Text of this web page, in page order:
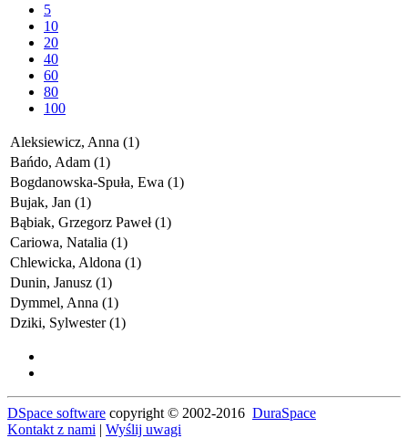
5
10
20
40
60
80
100
Aleksiewicz, Anna (1)
Bańdo, Adam (1)
Bogdanowska-Spuła, Ewa (1)
Bujak, Jan (1)
Bąbiak, Grzegorz Paweł (1)
Cariowa, Natalia (1)
Chlewicka, Aldona (1)
Dunin, Janusz (1)
Dymmel, Anna (1)
Dziki, Sylwester (1)
DSpace software copyright © 2002-2016 DuraSpace
Kontakt z nami | Wyślij uwagi